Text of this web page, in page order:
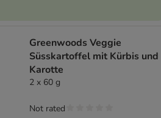
Greenwoods Veggie
Süsskartoffel mit Kürbis und
Karotte
2 x 60 g
Not rated